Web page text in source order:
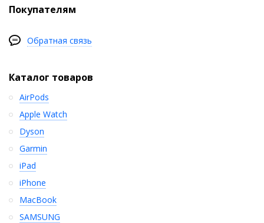
Покупателям
Обратная связь
Каталог товаров
AirPods
Apple Watch
Dyson
Garmin
iPad
iPhone
MacBook
SAMSUNG